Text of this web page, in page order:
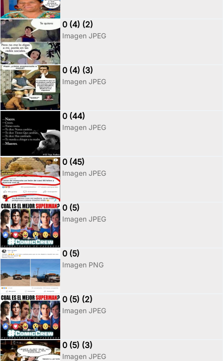
0 (4) (2)
Imagen JPEG
0 (4) (3)
Imagen JPEG
0 (44)
Imagen JPEG
0 (45)
Imagen JPEG
0 (5)
Imagen JPEG
0 (5)
Imagen PNG
0 (5) (2)
Imagen JPEG
0 (5) (3)
Imagen JPEG